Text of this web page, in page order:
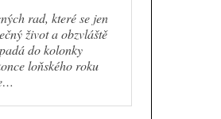
rad, které se jen
život a obzvláště
do kolonky
loňského roku